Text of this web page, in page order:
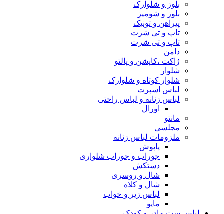
بلوز و شلوارک
بلوز و شومیز
پیراهن و تونیک
تاپ و تی شرت
تاپ و تی شرت
دامن
ژاکت ،کاپشن و پالتو
شلوار
شلوار کوتاه و شلوارک
لباس اسپرت
لباس زنانه و لباس راحتی
اورال
مانتو
مجلسی
ملزومات لباس زنانه
پاپوش
جوراب و جوراب شلواری
دستکش
شال و روسری
شال و کلاه
لباس زیر و خواب
مایو